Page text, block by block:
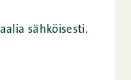
sähköisesti.